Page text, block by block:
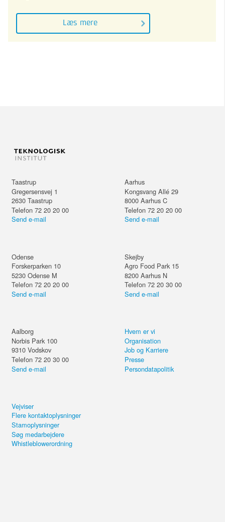
Læs mere
Taastrup
Gregersensvej 1
2630 Taastrup
Telefon 72 20 20 00
Send e-mail
Aarhus
Kongsvang Allé 29
8000 Aarhus C
Telefon 72 20 20 00
Send e-mail
Odense
Forskerparken 10
5230 Odense M
Telefon 72 20 20 00
Send e-mail
Skejby
Agro Food Park 15
8200 Aarhus N
Telefon 72 20 30 00
Send e-mail
Aalborg
Norbis Park 100
9310 Vodskov
Telefon 72 20 30 00
Send e-mail
Hvem er vi
Organisation
Job og Karriere
Presse
Persondatapolitik
Vejviser
Flere kontaktoplysninger
Stamoplysninger
Søg medarbejdere
Whistleblowerordning